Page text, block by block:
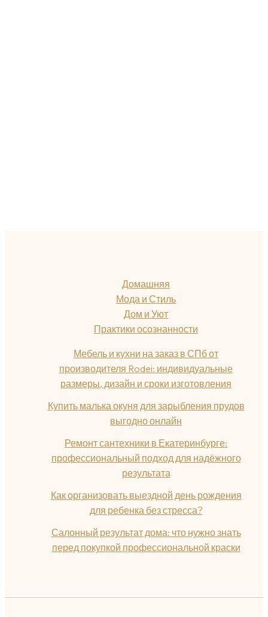
Домашняя
Мода и Стиль
Дом и Уют
Практики осознанности
Мебель и кухни на заказ в СПб от
производителя Rodei: индивидуальные
размеры, дизайн и сроки изготовления
Купить малька окуня для зарыбления прудов
выгодно онлайн
Ремонт сантехники в Екатеринбурге:
профессиональный подход для надёжного
результата
Как организовать выездной день рождения
для ребенка без стресса?
Салонный результат дома: что нужно знать
перед покупкой профессиональной краски